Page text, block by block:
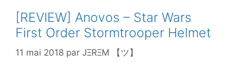
[REVIEW] Anovos – Star Wars
First Order Stormtrooper Helmet
11 mai 2018 par JΞRΞM 【ツ】